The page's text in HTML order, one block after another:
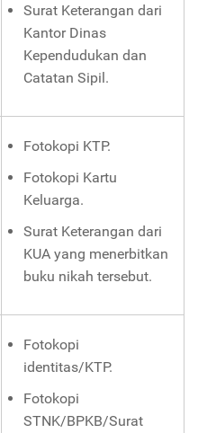
Surat Keterangan dari
Kantor Dinas
Kependudukan dan
Catatan Sipil.
Fotokopi KTP.
Fotokopi Kartu
Keluarga.
Surat Keterangan dari
KUA yang menerbitkan
buku nikah tersebut.
Fotokopi
identitas/KTP.
Fotokopi
STNK/BPKB/Surat